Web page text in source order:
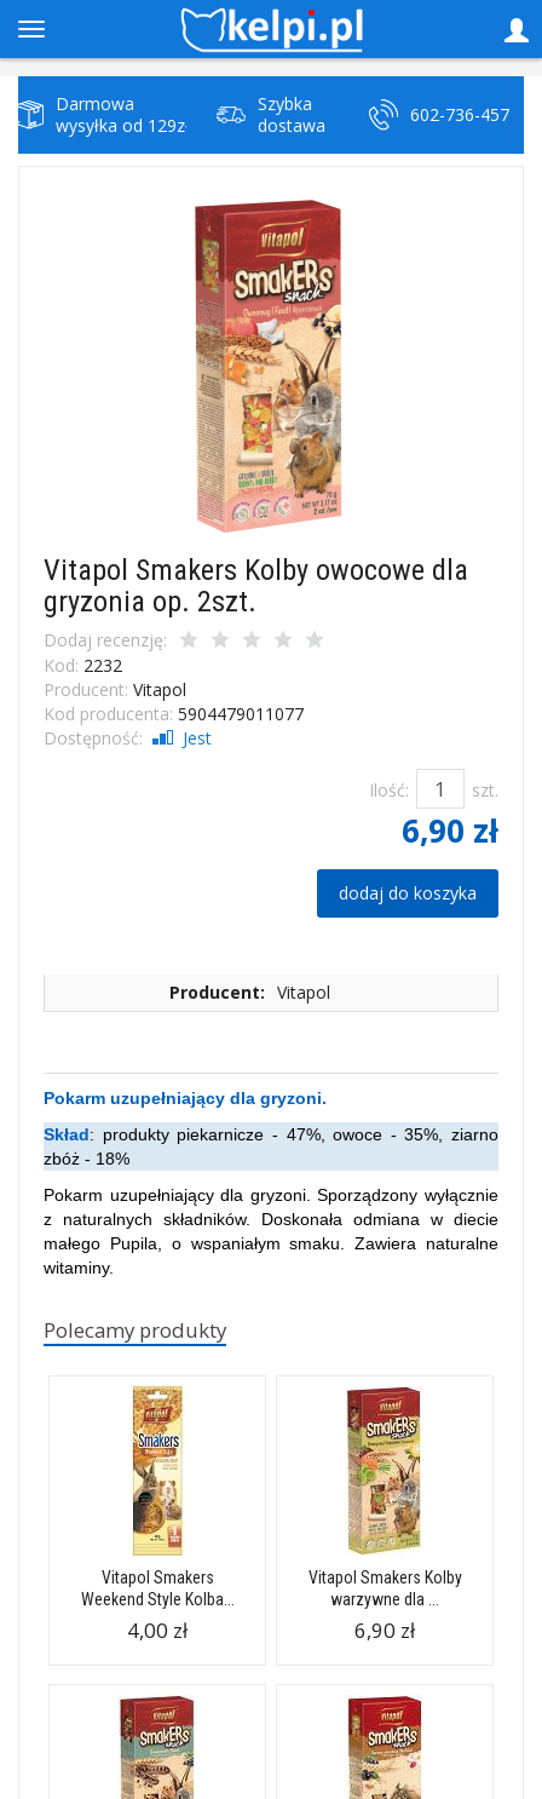
Darmowa
wysyłka od 129zł
Szybka
dostawa
602-736-457
Vitapol Smakers Kolby owocowe dla
gryzonia op. 2szt.
Dodaj recenzję:
Kod: 2232
Producent: Vitapol
Kod producenta: 5904479011077
Dostępność:
Jest
Ilość: szt.
6,90 zł
dodaj do koszyka
Producent: Vitapol
Pokarm uzupełniający dla gryzoni.
Skład: produkty piekarnicze - 47%, owoce - 35%, ziarno
zbóż - 18%
Pokarm uzupełniający dla gryzoni. Sporządzony wyłącznie
z naturalnych składników. Doskonała odmiana w diecie
małego Pupila, o wspaniałym smaku. Zawiera naturalne
witaminy.
Polecamy produkty
Vitapol Smakers
Weekend Style Kolba...
4,00 zł
Vitapol Smakers Kolby
warzywne dla ...
6,90 zł